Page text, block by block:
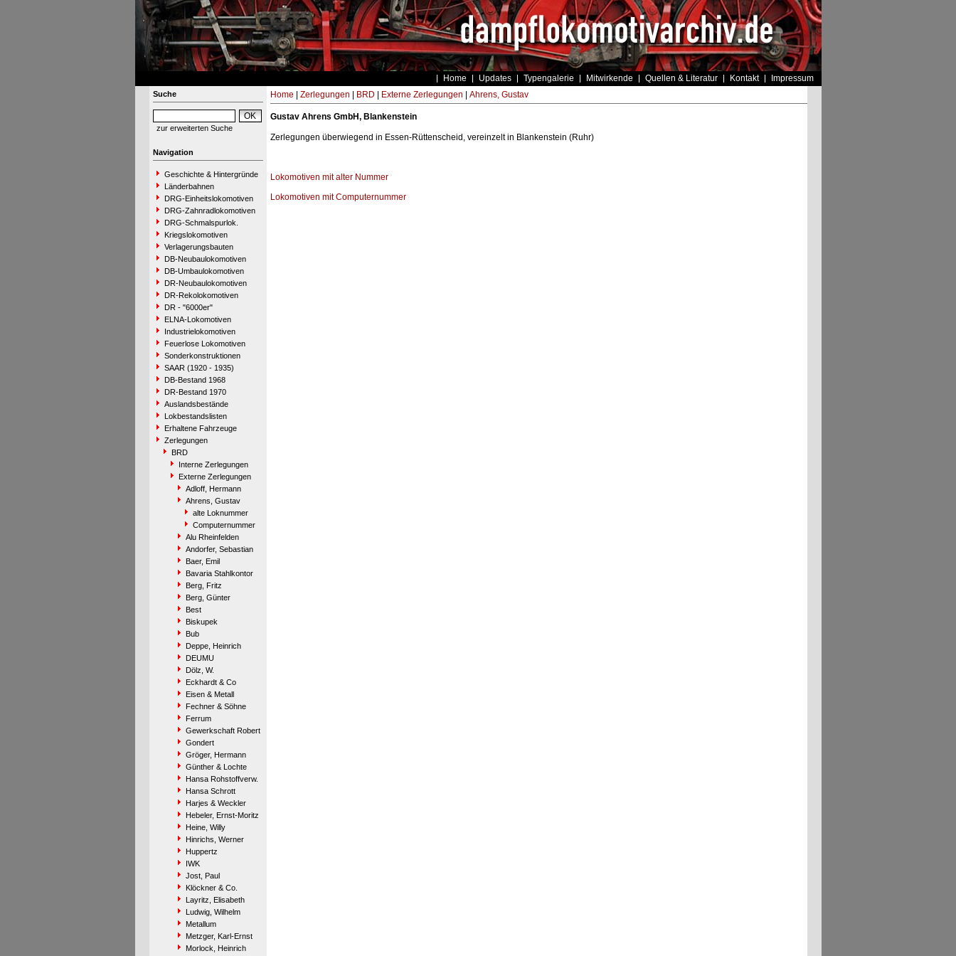
Home Updates Typengalerie Mitwirkende Quellen & Literatur Kontakt Impressum
Suche
zur erweiterten Suche
Navigation
Geschichte & Hintergründe
Länderbahnen
DRG-Einheitslokomotiven
DRG-Zahnradlokomotiven
DRG-Schmalspurlok.
Kriegslokomotiven
Verlagerungsbauten
DB-Neubaulokomotiven
DB-Umbaulokomotiven
DR-Neubaulokomotiven
DR-Rekolokomotiven
DR - "6000er"
ELNA-Lokomotiven
Industrielokomotiven
Feuerlose Lokomotiven
Sonderkonstruktionen
SAAR (1920 - 1935)
DB-Bestand 1968
DR-Bestand 1970
Auslandsbestände
Lokbestandslisten
Erhaltene Fahrzeuge
Zerlegungen
BRD
Interne Zerlegungen
Externe Zerlegungen
Adloff, Hermann
Ahrens, Gustav
alte Loknummer
Computernummer
Alu Rheinfelden
Andorfer, Sebastian
Baer, Emil
Bavaria Stahlkontor
Berg, Fritz
Berg, Günter
Best
Biskupek
Bub
Deppe, Heinrich
DEUMU
Dölz, W.
Eckhardt & Co
Eisen & Metall
Fechner & Söhne
Ferrum
Gewerkschaft Robert
Gondert
Gröger, Hermann
Günther & Lochte
Hansa Rohstoffverw.
Hansa Schrott
Harjes & Weckler
Hebeler, Ernst-Moritz
Heine, Willy
Hinrichs, Werner
Huppertz
IWK
Jost, Paul
Klöckner & Co.
Layritz, Elisabeth
Ludwig, Wilhelm
Metallum
Metzger, Karl-Ernst
Morlock, Heinrich
Home Zerlegungen BRD Externe Zerlegungen Ahrens, Gustav
Gustav Ahrens GmbH, Blankenstein
Zerlegungen überwiegend in Essen-Rüttenscheid, vereinzelt in Blankenstein (Ruhr)
Lokomotiven mit alter Nummer
Lokomotiven mit Computernummer